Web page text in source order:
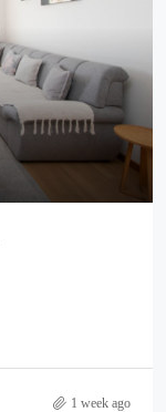
1 week ago